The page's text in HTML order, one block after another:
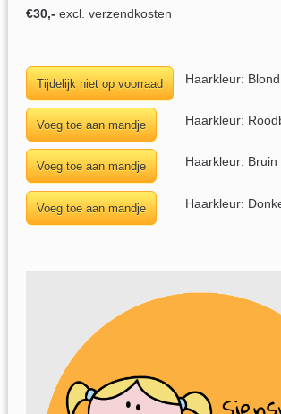
€30,- excl. verzendkosten
Haarkleur: Blond
Haarkleur:
Haarkleur: Bruin
Haarkleur: